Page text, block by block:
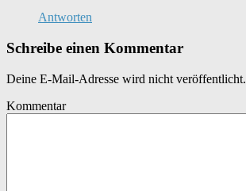
Antworten
Schreibe einen Kommentar
Deine E-Mail-Adresse wird nicht veröffentlicht.
Kommentar